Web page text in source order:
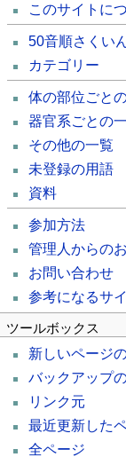
このサイトに
50音順さくい
カテゴリー
体の部位ごと
器官系ごとの
その他の一覧
未登録の用語
資料
参加方法
管理人からの
お問い合わせ
参考になるサ
ツールボックス
新しいページ
バックアップ
リンク元
最近更新した
全ページ